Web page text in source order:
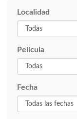
Localidad
Película
Fecha